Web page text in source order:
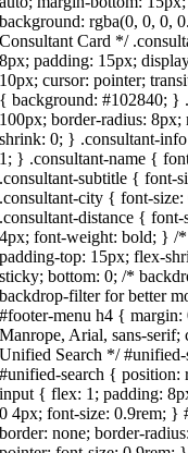
background: rgba(0, 0, 0,
Consultant Card */
8px; padding: 15px;
10px; cursor: pointer;
{ background: #102840; }
100px; border-radius:
shrink: 0; } .consultant-
1; } .consultant-name {
.consultant-subtitle { font-
.consultant-city { font-
.consultant-distance {
4px; font-weight: bold; } /
padding-top: 15px; flex-
sticky; bottom: 0; /*
backdrop-filter for better
#footer-menu h4 {
Manrope, Arial, sans-
Unified Search */
#unified-search { position:
input { flex: 1; padding:
0 4px; font-size: 0.9rem; }
border: none; border-